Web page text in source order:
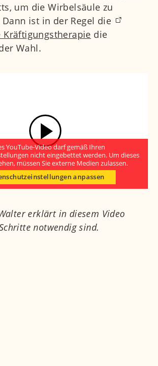
um die Wirbelsäule zu
ist in der Regel die
Kräftigungstherapie die
Wahl.
YouTube-Video darf gemäß Ihren
nicht eingebettet werden. Um dieses
müssen Sie externe Medien zulassen.
anpassen
erklärt in diesem Video
notwendig sind.